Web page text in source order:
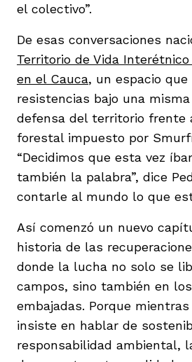
el colectivo”.
De esas conversaciones
Territorio de Vida
en el Cauca, un espacio
resistencias bajo una
defensa del territorio frente
forestal impuesto por
“Decidimos que esta vez
también la palabra”, dice
contarle al mundo lo que
Así comenzó un nuevo
historia de las
donde la lucha no solo se
campos, sino también en
embajadas. Porque
insiste en hablar de
responsabilidad ambiental,